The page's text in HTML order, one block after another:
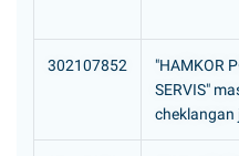
302107852
"HAMKOR
SERVIS"
cheklangan